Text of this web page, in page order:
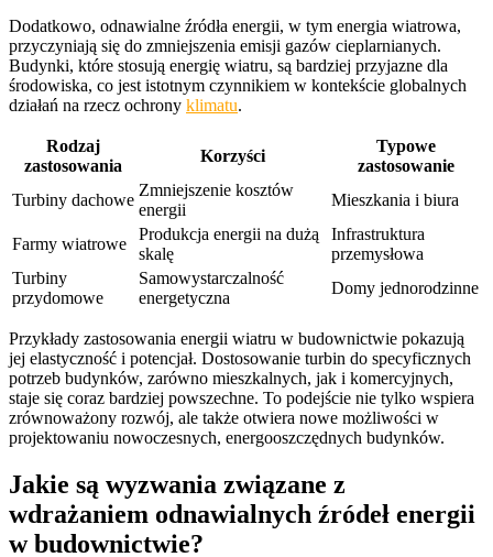
Dodatkowo, odnawialne źródła energii, w tym energia wiatrowa,
przyczyniają się do zmniejszenia emisji gazów cieplarnianych.
Budynki, które stosują energię wiatru, są bardziej przyjazne dla
środowiska, co jest istotnym czynnikiem w kontekście globalnych
działań na rzecz ochrony klimatu.
Rodzaj
zastosowania
Korzyści
Typowe
zastosowanie
Turbiny dachowe
Zmniejszenie kosztów
energii
Mieszkania i biura
Farmy wiatrowe
Produkcja energii na dużą
skalę
Infrastruktura
przemysłowa
Turbiny
przydomowe
Samowystarczalność
energetyczna
Domy jednorodzinne
Przykłady zastosowania energii wiatru w budownictwie pokazują
jej elastyczność i potencjał. Dostosowanie turbin do specyficznych
potrzeb budynków, zarówno mieszkalnych, jak i komercyjnych,
staje się coraz bardziej powszechne. To podejście nie tylko wspiera
zrównoważony rozwój, ale także otwiera nowe możliwości w
projektowaniu nowoczesnych, energooszczędnych budynków.
Jakie są wyzwania związane z
wdrażaniem odnawialnych źródeł energii
w budownictwie?